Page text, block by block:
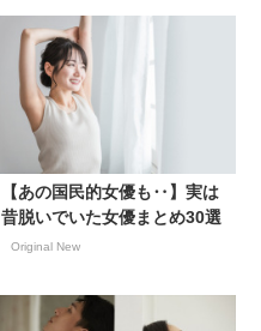
【あの国民的女優も‥】実は
昔脱いでいた女優まとめ30選
Original New